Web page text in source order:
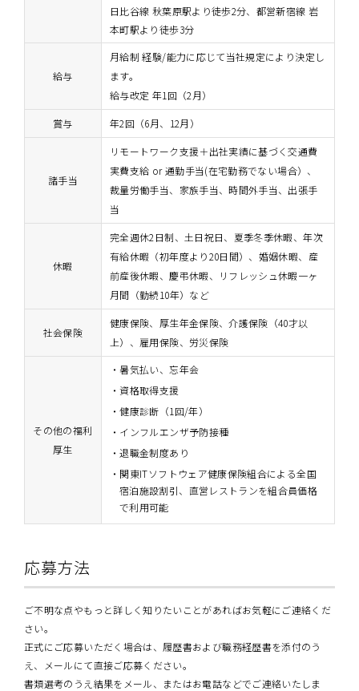
日比谷線 秋葉原駅より徒歩2分、都営新宿線 岩
本町駅より徒歩3分
給与
月給制 経験/能力に応じて当社規定により決定し
ます。
給与改定 年1回（2月）
賞与 年2回（6月、12月）
諸手当
リモートワーク支援＋出社実績に基づく交通費
実費支給 or 通勤手当(在宅勤務でない場合）、
裁量労働手当、家族手当、時間外手当、出張手
当
休暇
完全週休2日制、土日祝日、夏季冬季休暇、年次
有給休暇（初年度より20日間）、婚姻休暇、産
前産後休暇、慶弔休暇、リフレッシュ休暇一ヶ
月間（勤続10年）など
社会保険
健康保険、厚生年金保険、介護保険（40才以
上）、雇用保険、労災保険
その他の福利
厚生
暑気払い、忘年会
資格取得支援
健康診断（1回/年）
インフルエンザ予防接種
退職金制度あり
関東ITソフトウェア健康保険組合による全国
宿泊施設割引、直営レストランを組合員価格
で利用可能
応募方法
ご不明な点やもっと詳しく知りたいことがあればお気軽にご連絡くだ
さい。
正式にご応募いただく場合は、履歴書および職務経歴書を添付のう
え、メールにて直接ご応募ください。
書類選考のうえ結果をメール、またはお電話などでご連絡いたしま